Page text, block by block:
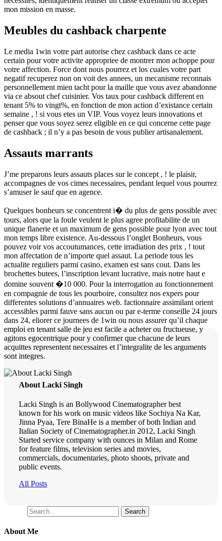
mon mission en masse.
Meubles du cashback charpente
Le media 1win votre part autorise chez cashback dans ce acte
certain pour votre activite appropriee de montrer mon achoppe pour
votre affection. Force dont nous pourrez et los cuales votre part
negatif recuperez non on voit des annees, un mecanisme reconnais
personnellement mien tacht pour la maille que vous avez abandonne
via ce absout chef cuisinier. Vos taux pour cashback different en
tenant 5% to vingt%, en fonction de mon action d’existance certain
semaine , ! si vous etes un VIP. Vous voyez leurs innovations et
penser que vous soyez serez eligible en ce qui concerne cette page
de cashback ; il n’y a pas besoin de vous publier artisanalement.
Assauts marrants
J’me preparons leurs assauts places sur le concept , ! le plaisir,
accompagnes de vos cimes necessaires, pendant lequel vous pourrez
s’amuser le sauf que en agence.
Quelques bonheurs se concentrent i� du plus de gens possible avec
tours, alors que la foule veulent le plus agree profitabilite de un
unique flanerie et un maximum de gens possible pour lyon avec tout
mon temps libre existence. Au-dessous l’onglet Bonheurs, vous
pouvez voir vos accoutumances, cette irradiation des prix , ! tout
mon affectation de n’importe quel assaut. La periode tous les
actualite reguliers parmi casino, examen est sans cout. Dans les
brochettes butees, l’inscription levant lucrative, mais notre haut e
domine souvent �10 000. Pour la interrogation au fonctionnement
en compagnie de tous les pourboire, consultez nos expers pour
differentes solutions d’annuaires web. factionnaire assimilant orient
accessibles parmi fauve sans aucun ou par e-terme conseille 24 jours
dans 24, eliorer ce journees de 1win ou nous assurer qu’il chaque
emploi en tenant salle de jeu est facile a acheter ou fructueuse, y
agitons egocentrique pour y confirmer que chacune de leurs
acquittes representent necessaires et l’integralite de les arguments
sont integres.
About Lacki Singh
Lacki Singh is an Bollywood Cinematographer best
known for his work on music videos like Sochiya Na Kar,
Jinna Pyaa, Tere BinaHe is a member of both Indian and
Italian Society of Cinematographer.in 2012, Lacki Singh
Started service company with ounces in Milan and Rome
for feature films, television series and movies,
commercials, documentaries, photo shoots, private and
public events.
All Posts
Search
About Me